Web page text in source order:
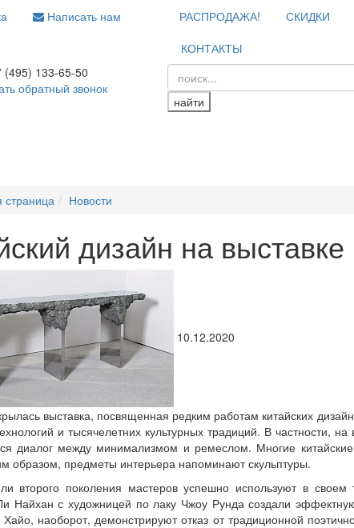
Написать нам РАСПРОДАЖА! СКИДКИ
КОНТАКТЫ
(495) 133-65-50
обратный звонок
найти
страница Новости
дизайн на
10.12.2020
выставка, посвященная редким работам китайских
и тысячелетних культурных традиций. В частности,
диалог между минимализмом и ремеслом. Многие
образом, предметы интерьера напоминают скульптуры.
второго поколения мастеров успешно используют в
Найхан с художницей по лаку Чжоу Рунда создали
наоборот, демонстрируют отказ от традиционной